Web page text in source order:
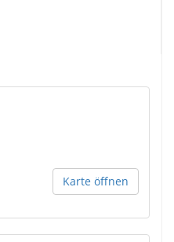
Karte öffnen